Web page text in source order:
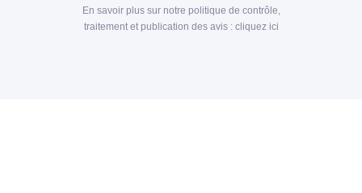
En savoir plus sur notre politique de contrôle,
traitement et publication des avis : cliquez ici